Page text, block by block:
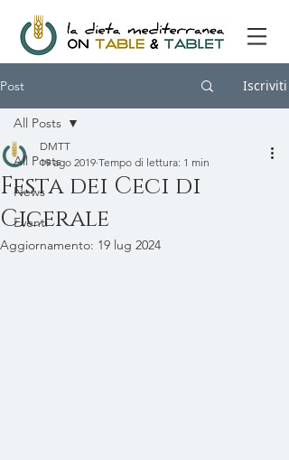
Post Iscriviti
All Posts
News
Eventi
All Posts
Festa dei Ceci di
Cicerale
DMTT
19 ago 2019 Tempo di lettura: 1 min
Aggiornamento: 19 lug 2024